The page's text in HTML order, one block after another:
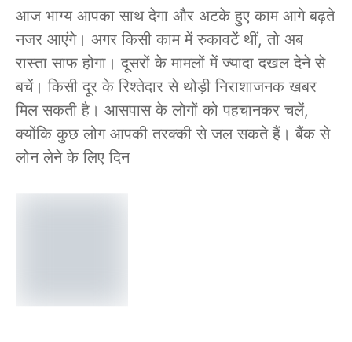
आज भाग्य आपका साथ देगा और अटके हुए काम आगे बढ़ते
नजर आएंगे। अगर किसी काम में रुकावटें थीं, तो अब
रास्ता साफ होगा। दूसरों के मामलों में ज्यादा दखल देने से
बचें। किसी दूर के रिश्तेदार से थोड़ी निराशाजनक खबर
मिल सकती है। आसपास के लोगों को पहचानकर चलें,
क्योंकि कुछ लोग आपकी तरक्की से जल सकते हैं। बैंक से
लोन लेने के लिए दिन